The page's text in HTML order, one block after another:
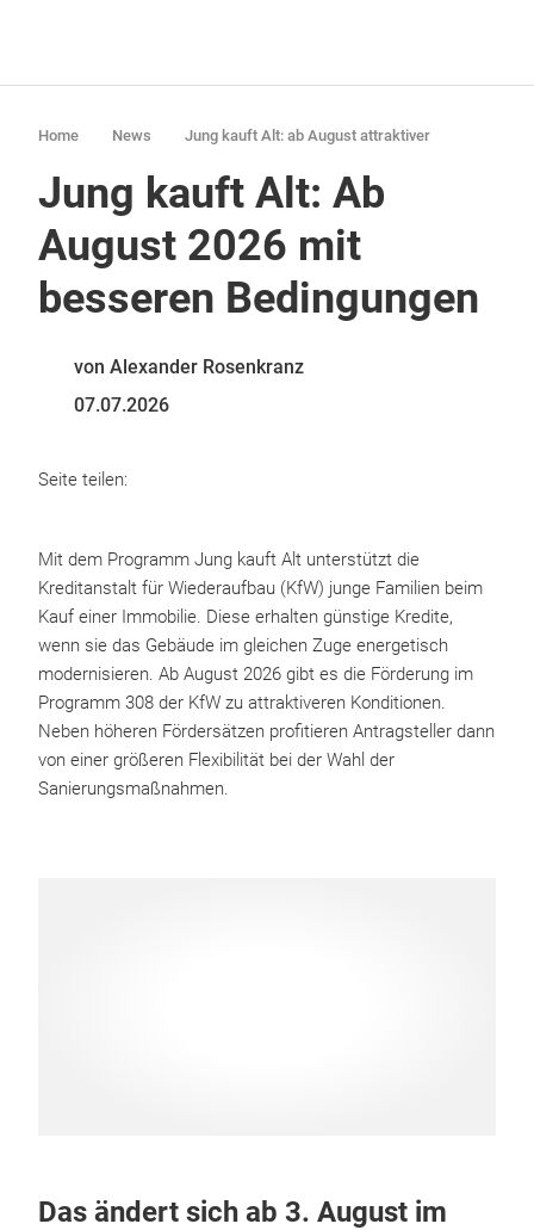
Home News Jung kauft Alt: ab August attraktiver
Jung kauft Alt: Ab
August 2026 mit
besseren Bedingungen
von Alexander Rosenkranz
07.07.2026
Seite teilen:
Mit dem Programm Jung kauft Alt unterstützt die
Kreditanstalt für Wiederaufbau (KfW) junge Familien beim
Kauf einer Immobilie. Diese erhalten günstige Kredite,
wenn sie das Gebäude im gleichen Zuge energetisch
modernisieren. Ab August 2026 gibt es die Förderung im
Programm 308 der KfW zu attraktiveren Konditionen.
Neben höheren Fördersätzen profitieren Antragsteller dann
von einer größeren Flexibilität bei der Wahl der
Sanierungsmaßnahmen.
Das ändert sich ab 3. August im